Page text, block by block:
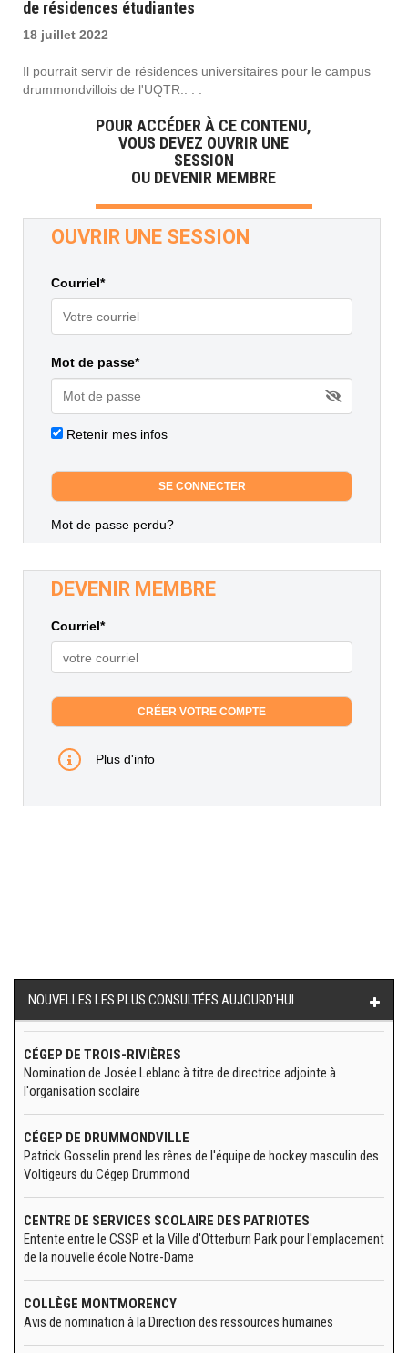
de résidences étudiantes
18 juillet 2022
Il pourrait servir de résidences universitaires pour le campus
drummondvillois de l'UQTR.. . .
POUR ACCÉDER À CE CONTENU,
VOUS DEVEZ OUVRIR UNE
SESSION
OU DEVENIR MEMBRE
OUVRIR UNE SESSION
Courriel*
Mot de passe*
Retenir mes infos
Mot de passe perdu?
DEVENIR MEMBRE
Courriel*
Plus d'info
NOUVELLES LES PLUS CONSULTÉES AUJOURD'HUI
CÉGEP DE TROIS-RIVIÈRES
Nomination de Josée Leblanc à titre de directrice adjointe à
l'organisation scolaire
CÉGEP DE DRUMMONDVILLE
Patrick Gosselin prend les rênes de l'équipe de hockey masculin des
Voltigeurs du Cégep Drummond
CENTRE DE SERVICES SCOLAIRE DES PATRIOTES
Entente entre le CSSP et la Ville d'Otterburn Park pour l'emplacement
de la nouvelle école Notre-Dame
COLLÈGE MONTMORENCY
Avis de nomination à la Direction des ressources humaines